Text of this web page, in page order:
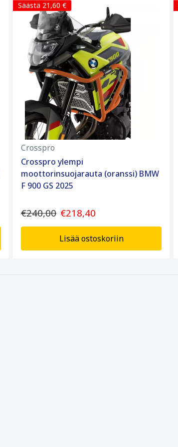
Säästä 21,60 €
Crosspro
Crosspro ylempi
moottorinsuojarauta (oranssi) BMW
F 900 GS 2025
€240,00 €218,40
Lisää ostoskoriin